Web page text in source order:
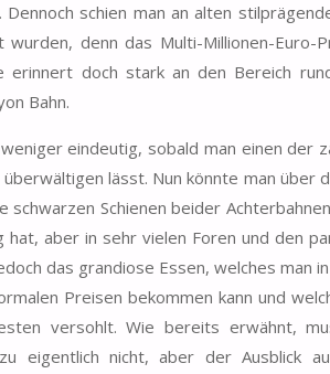
schien man an alten
denn das Multi-Millionen-Euro-
erinnert doch stark an den Bereich
Bahn.
eindeutig, sobald man einen der
lässt. Nun könnte man über
Schienen beider
hat, aber in sehr vielen Foren und den
das grandiose Essen, welches man
Preisen bekommen kann und
versohlt. Wie bereits erwähnt,
eigentlich nicht, aber der Ausblick